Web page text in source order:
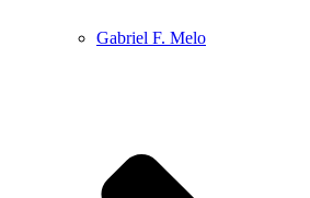
Gabriel F. Melo